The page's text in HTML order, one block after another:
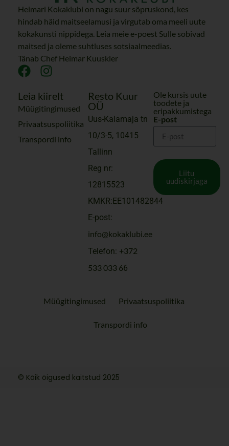
Heimari Kokaklubi on nagu suur sõpruskond, kes
hindab häid maitseelamusi ja virgutab oma meeli uute
kokakunsti nippidega. Leia meie e-poest Sulle sobivad
maitsed ja oleme suhtluses sotsiaalmeedias.
Tänab Chef Heimar Kuuskler
Leia kiirelt
Müügitingimused
Privaatsuspoliitika
Transpordi info
Resto Kuur
OÜ
Uus-Kalamaja tn
10/3-5, 10415
Tallinn
Reg nr:
12815523
KMKR:EE101482844
E-post:
info@kokaklubi.ee
Telefon: +372
533 033 66
Ole kursis uute
toodete ja
eripakkumistega
E-post
Liitu
uudiskirjaga
Müügitingimused Privaatsuspoliitika
Transpordi info
© Kõik õigused kaitstud 2025